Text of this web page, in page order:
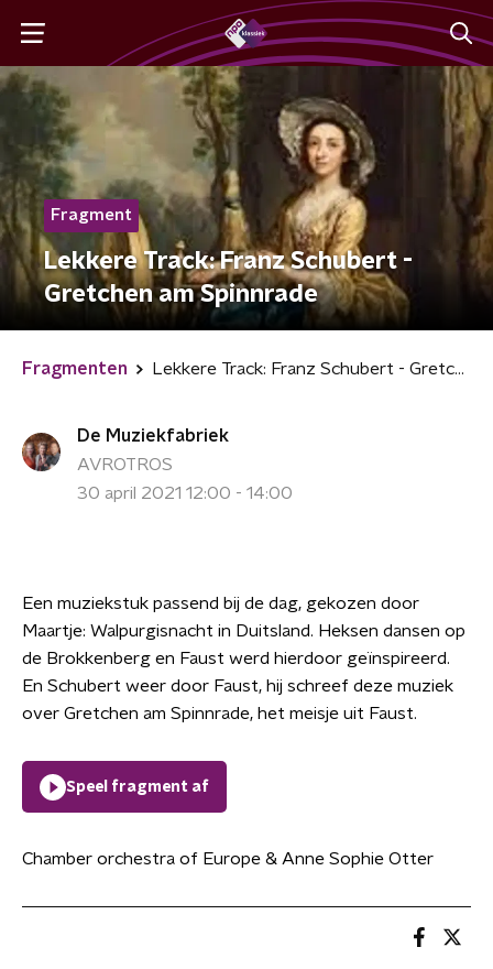
Fragment
Lekkere Track: Franz Schubert -
Gretchen am Spinnrade
Fragmenten Lekkere Track: Franz Schubert - Gretchen am Spinnrade
De Muziekfabriek
AVROTROS
30 april 2021 12:00 - 14:00
Een muziekstuk passend bij de dag, gekozen door
Maartje: Walpurgisnacht in Duitsland. Heksen dansen op
de Brokkenberg en Faust werd hierdoor geïnspireerd.
En Schubert weer door Faust, hij schreef deze muziek
over Gretchen am Spinnrade, het meisje uit Faust.
Speel fragment af
Chamber orchestra of Europe & Anne Sophie Otter